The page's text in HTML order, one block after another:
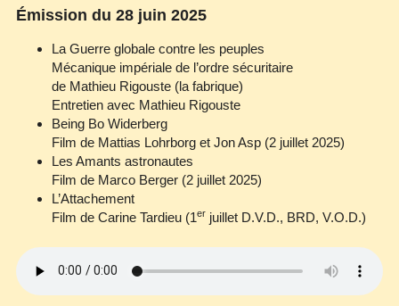
Émission du 28 juin 2025
La Guerre globale contre les peuples
Mécanique impériale de l’ordre sécuritaire
de Mathieu Rigouste (la fabrique)
Entretien avec Mathieu Rigouste
Being Bo Widerberg
Film de Mattias Lohrborg et Jon Asp (2 juillet 2025)
Les Amants astronautes
Film de Marco Berger (2 juillet 2025)
L’Attachement
Film de Carine Tardieu (1er juillet D.V.D., BRD, V.O.D.)